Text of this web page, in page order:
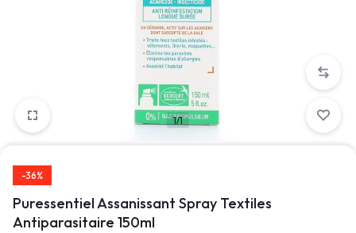
1/1
-36%
Puressentiel Assanissant Spray Textiles
Antiparasitaire 150ml